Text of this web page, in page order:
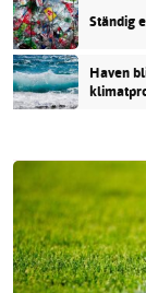
Ständig
Haven